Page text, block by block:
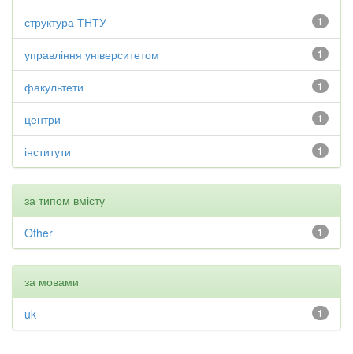
1
структура ТНТУ
1
управління університетом
1
факультети
1
центри
1
інститути
за типом вмісту
1
Other
за мовами
1
uk